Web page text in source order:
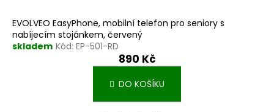
EVOLVEO EasyPhone, mobilní telefon pro seniory s
nabíjecím stojánkem, červený
skladem Kód: EP-501-RD
890 Kč
DO KOŠÍKU